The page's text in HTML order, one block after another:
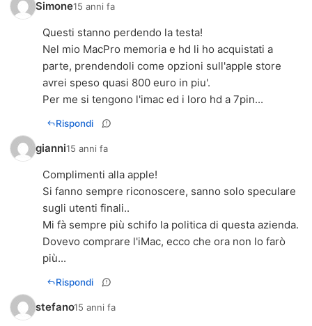
Simone15 anni fa
Questi stanno perdendo la testa!
Nel mio MacPro memoria e hd li ho acquistati a
parte, prendendoli come opzioni sull'apple store
avrei speso quasi 800 euro in piu'.
Per me si tengono l'imac ed i loro hd a 7pin...
Rispondi
gianni15 anni fa
Complimenti alla apple!
Si fanno sempre riconoscere, sanno solo speculare
sugli utenti finali..
Mi fà sempre più schifo la politica di questa azienda.
Dovevo comprare l'iMac, ecco che ora non lo farò
più...
Rispondi
stefano15 anni fa